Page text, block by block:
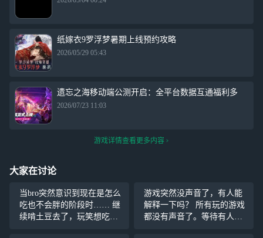
纸嫁衣9罗浮梦暑期上线预约攻略
2026/05/29 05:43
遗忘之海移动端公测开启：全平台数据互通福利多
2026/07/23 11:03
游戏详情查看更多内容
大家在讨论
当bro突然意识到现在是怎么
吃也不会胖的阶段时…… 继
续啃土豆去了，玩笑想吃我
游戏突然没声音了，有人能
解释一下吗？ 所有玩的游戏
都没有声音了。等待有人回